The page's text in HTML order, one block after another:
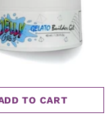
TO CART